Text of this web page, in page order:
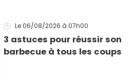
Le 06/08/2026 à 07h00
3 astuces pour réussir son
barbecue à tous les coups